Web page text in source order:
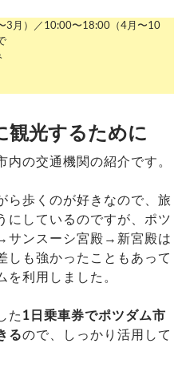
3月）／10:00〜18:00（4月〜10
観光するために
の交通機関の紹介です。
ら歩くのが好きなので、旅
にしているのですが、ポツ
ンスーシ宮殿→新宮殿は
しも強かったこともあって
利用しました。
た1日乗車券でポツダム市
るので、しっかり活用して